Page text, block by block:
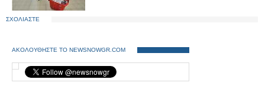
ΣΧΟΛΙΑΣΤΕ
ΑΚΟΛΟΥΘΗΣΤΕ ΤΟ NEWSNOWGR.COM